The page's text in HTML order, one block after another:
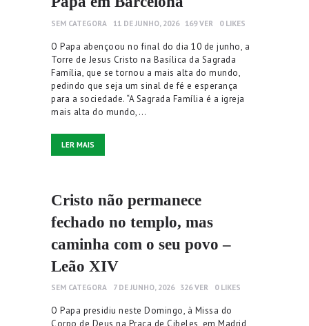
SEM CATEGORA 11 DE JUNHO, 2026 169VER 0 LIKES
O Papa abençoou no final do dia 10 de junho, a
Torre de Jesus Cristo na Basílica da Sagrada
Família, que se tornou a mais alta do mundo,
pedindo que seja um sinal de fé e esperança
para a sociedade. “A Sagrada Família é a igreja
mais alta do mundo,…
LER MAIS
Cristo não permanece
fechado no templo, mas
caminha com o seu povo –
Leão XIV
SEM CATEGORA 7 DE JUNHO, 2026 326VER 0 LIKES
O Papa presidiu neste Domingo, à Missa do
Corpo de Deus na Praça de Cibeles, em Madrid,